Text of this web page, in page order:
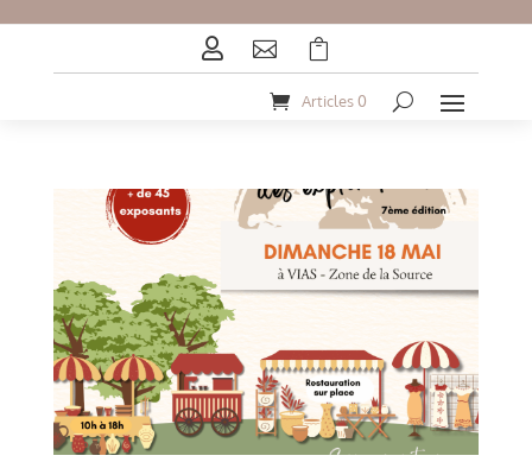
  
Articles 0